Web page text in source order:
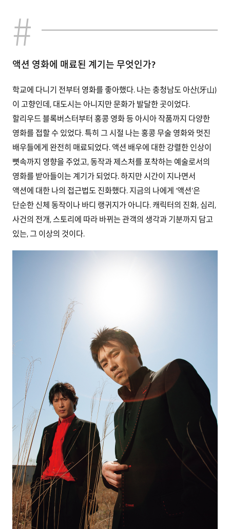
액션 영화에 매료된 계기는 무엇인가?
학교에 다니기 전부터 영화를 좋아했다. 나는 충청남도 아산(牙山)
이 고향인데, 대도시는 아니지만 문화가 발달한 곳이었다.
할리우드 블록버스터부터 홍콩 영화 등 아시아 작품까지 다양한
영화를 접할 수 있었다. 특히 그 시절 나는 홍콩 무술 영화와 멋진
배우들에게 완전히 매료되었다. 액션 배우에 대한 강렬한 인상이
뼛속까지 영향을 주었고, 동작과 제스처를 포착하는 예술로서의
영화를 받아들이는 계기가 되었다. 하지만 시간이 지나면서
액션에 대한 나의 접근법도 진화했다. 지금의 나에게 ‘액션’은
단순한 신체 동작이나 바디 랭귀지가 아니다. 캐릭터의 진화, 심리,
사건의 전개, 스토리에 따라 바뀌는 관객의 생각과 기분까지 담고
있는, 그 이상의 것이다.